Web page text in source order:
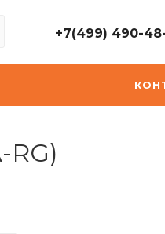
+7(499) 490-